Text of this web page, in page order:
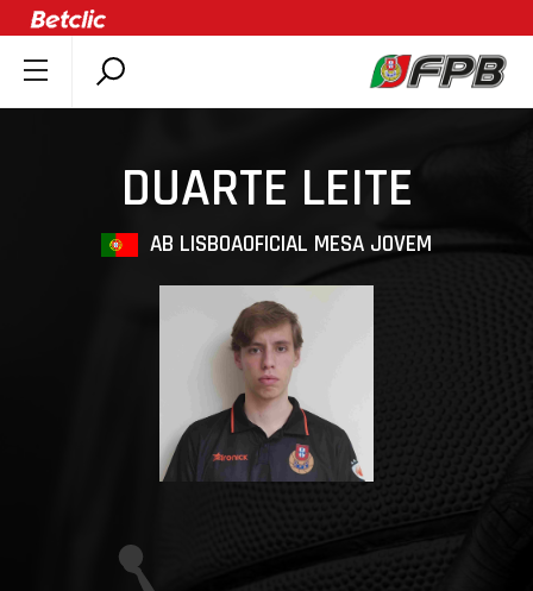
SOBRE A FPB
DOCUMENTOS
ÚLTIMAS
COMPETIÇÕES
ASSOCIAÇÕES
MINIBASQUETE
PROJETOS
AB LISBOAOFICIAL MESA JOVEM
DUARTE LEITE